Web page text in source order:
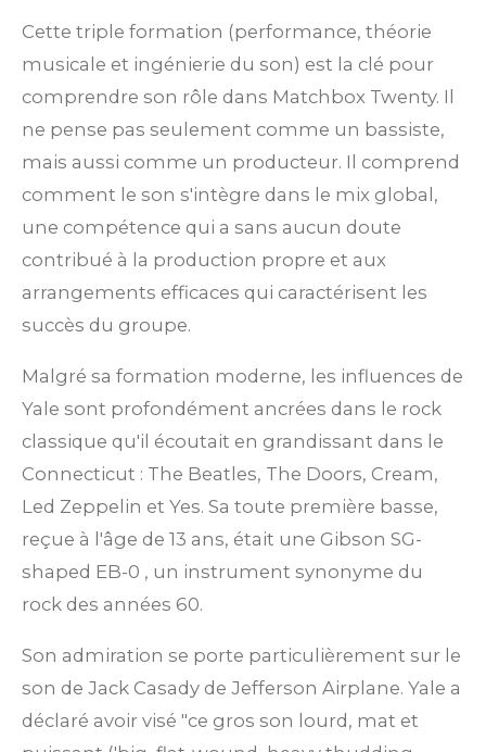
Cette triple formation (performance, théorie
musicale et ingénierie du son) est la clé pour
comprendre son rôle dans Matchbox Twenty. Il
ne pense pas seulement comme un bassiste,
mais aussi comme un producteur. Il comprend
comment le son s'intègre dans le mix global,
une compétence qui a sans aucun doute
contribué à la production propre et aux
arrangements efficaces qui caractérisent les
succès du groupe.
Malgré sa formation moderne, les influences de
Yale sont profondément ancrées dans le rock
classique qu'il écoutait en grandissant dans le
Connecticut : The Beatles, The Doors, Cream,
Led Zeppelin et Yes. Sa toute première basse,
reçue à l'âge de 13 ans, était une Gibson SG-
shaped EB-0 , un instrument synonyme du
rock des années 60.
Son admiration se porte particulièrement sur le
son de Jack Casady de Jefferson Airplane. Yale a
déclaré avoir visé "ce gros son lourd, mat et